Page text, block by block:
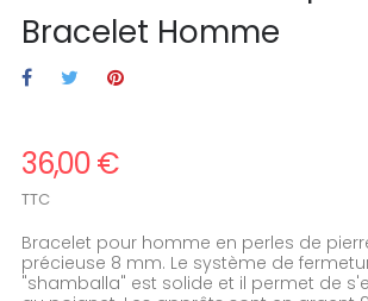
Bracelet Homme
36,00 €
TTC
Bracelet pour homme en perles de
précieuse 8 mm. Le système de
"shamballa" est solide et il permet de